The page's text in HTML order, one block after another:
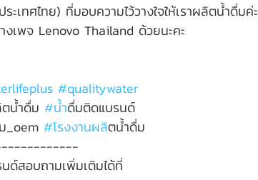
เทศไทย) ที่มอบความไว้วางใจให้เราผลิตน้ำดื่มค่ะ
เพจ Lenovo Thailand ด้วยนะคะ
#qualitywater
น้ำดื่ม #น้ำดื่มติดแบรนด์
ม_oem #โรงงานผลิตน้ำดื่ม
ด์สอบถามเพิ่มเติมได้ที่